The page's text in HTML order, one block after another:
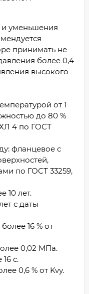
и уменьшения
принимать не
более 0,4
высокого
от 1
до 80 %
4 по ГОСТ
фланцевое с
по ГОСТ 33259,
10 лет.
с даты
16 % от
0,02 МПа.
с.
0,6 % от Kvу.